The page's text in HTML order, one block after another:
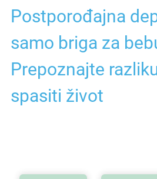
Postporođajna
samo briga za
Prepoznajte
spasiti život